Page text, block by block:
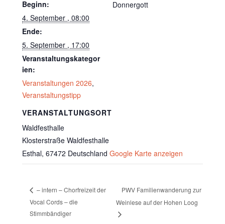
Beginn:
4. September , 08:00
Ende:
5. September , 17:00
Veranstaltungskategor
ien:
Veranstaltungen 2026,
Veranstaltungstipp
VERANSTALTUNGSORT
Waldfesthalle
Klosterstraße Waldfesthalle
Esthal, 67472 Deutschland Google Karte anzeigen
Donnergott
– intern – Chorfreizeit der
Vocal Cords – die
Stimmbändiger
PWV Familienwanderung zur
Weinlese auf der Hohen Loog